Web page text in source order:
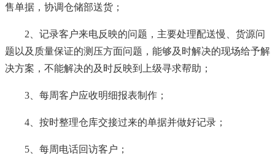
售单据，协调仓储部送货；
2、记录客户来电反映的问题，主要处理配送慢、货源问
题以及质量保证的测压方面问题，能够及时解决的现场给予解
决方案，不能解决的及时反映到上级寻求帮助；
3、每周客户应收明细报表制作；
4、按时整理仓库交接过来的单据并做好记录；
5、每周电话回访客户；